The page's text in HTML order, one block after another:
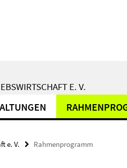
E. V.
e. V. Rahmenprogramm